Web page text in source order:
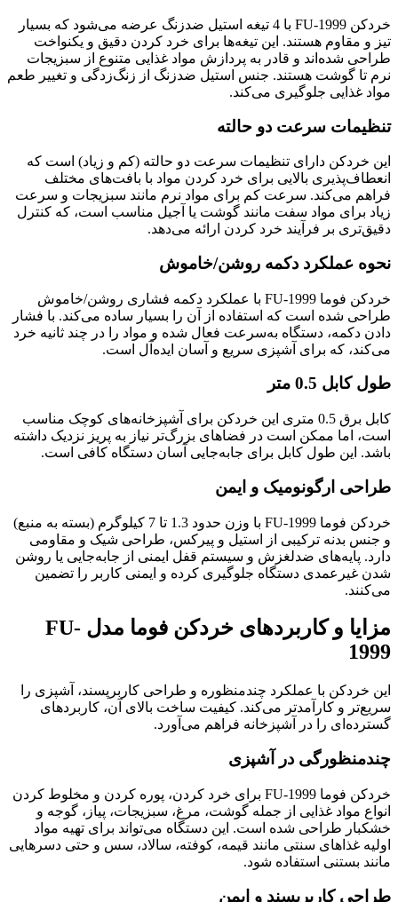
خردکن FU-1999 با 4 تیغه استیل ضدزنگ عرضه می‌شود که بسیار
تیز و مقاوم هستند. این تیغه‌ها برای خرد کردن دقیق و یکنواخت
طراحی شده‌اند و قادر به پردازش مواد غذایی متنوع از سبزیجات
نرم تا گوشت هستند. جنس استیل ضدزنگ از زنگ‌زدگی و تغییر طعم
مواد غذایی جلوگیری می‌کند.
تنظیمات سرعت دو حالته
این خردکن دارای تنظیمات سرعت دو حالته (کم و زیاد) است که
انعطاف‌پذیری بالایی برای خرد کردن مواد با بافت‌های مختلف
فراهم می‌کند. سرعت کم برای مواد نرم مانند سبزیجات و سرعت
زیاد برای مواد سفت مانند گوشت یا آجیل مناسب است، که کنترل
دقیق‌تری بر فرآیند خرد کردن ارائه می‌دهد.
نحوه عملکرد دکمه روشن/خاموش
خردکن فوما FU-1999 با عملکرد دکمه فشاری روشن/خاموش
طراحی شده است که استفاده از آن را بسیار ساده می‌کند. با فشار
دادن دکمه، دستگاه به‌سرعت فعال شده و مواد را در چند ثانیه خرد
می‌کند، که برای آشپزی سریع و آسان ایده‌آل است.
طول کابل 0.5 متر
کابل برق 0.5 متری این خردکن برای آشپزخانه‌های کوچک مناسب
است، اما ممکن است در فضاهای بزرگ‌تر نیاز به پریز نزدیک داشته
باشد. این طول کابل برای جابه‌جایی آسان دستگاه کافی است.
طراحی ارگونومیک و ایمن
خردکن فوما FU-1999 با وزن حدود 1.3 تا 7 کیلوگرم (بسته به منبع)
و جنس بدنه ترکیبی از استیل و پیرکس، طراحی شیک و مقاومی
دارد. پایه‌های ضدلغزش و سیستم قفل ایمنی از جابه‌جایی یا روشن
شدن غیرعمدی دستگاه جلوگیری کرده و ایمنی کاربر را تضمین
می‌کنند.
مزایا و کاربردهای خردکن فوما مدل FU-
1999
این خردکن با عملکرد چندمنظوره و طراحی کاربرپسند، آشپزی را
سریع‌تر و کارآمدتر می‌کند. کیفیت ساخت بالای آن، کاربردهای
گسترده‌ای را در آشپزخانه فراهم می‌آورد.
چندمنظورگی در آشپزی
خردکن فوما FU-1999 برای خرد کردن، پوره کردن و مخلوط کردن
انواع مواد غذایی از جمله گوشت، مرغ، سبزیجات، پیاز، گوجه و
خشکبار طراحی شده است. این دستگاه می‌تواند برای تهیه مواد
اولیه غذاهای سنتی مانند قیمه، کوفته، سالاد، سس و حتی دسرهایی
مانند بستنی استفاده شود.
طراحی کاربرپسند و ایمن